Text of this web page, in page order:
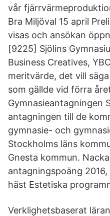
vår
Bra Miljöval 15 april
visas och ansökan
[9225] Sjölins
Business Creatives,
meritvärde, det vill
som gällde vid förra
Gymnasieantagningen
antagningen till de
gymnasie- och
Stockholms läns
Gnesta kommun.
antagningspoäng
häst Estetiska
Verklighetsbaserat